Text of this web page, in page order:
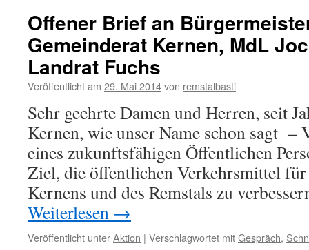
Offener Brief an
Gemeinderat Kernen, MdL
Landrat Fuchs
Veröffentlicht am 29. Mai 2014von remstalbasti
Sehr geehrte Damen und Herren, seit
Kernen, wie unser Name schon sagt –
eines zukunftsfähigen Öffentlichen
Ziel, die öffentlichen Verkehrsmittel
Kernens und des Remstals zu
Weiterlesen →
Veröffentlicht unterAktion | Verschlagwortet mitGespräch,